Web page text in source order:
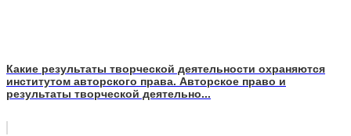
Какие результаты творческой деятельности охраняются
институтом авторского права. Авторское право и
результаты творческой деятельно...